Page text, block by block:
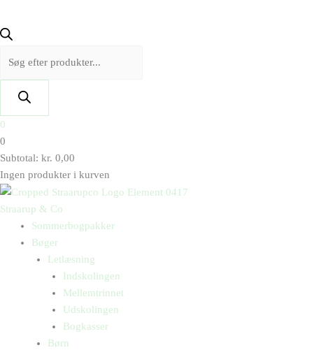
0
0
Subtotal: kr. 0,00
Ingen produkter i kurven
Straarup & Co
Sommerbogpakker
Bøger
Letlæsning
Indskolingen
Mellemtrinnet
Udskolingen
Bogkasser
Børn